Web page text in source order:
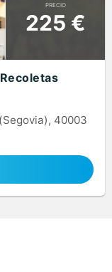
PRECIO
225 €
40003